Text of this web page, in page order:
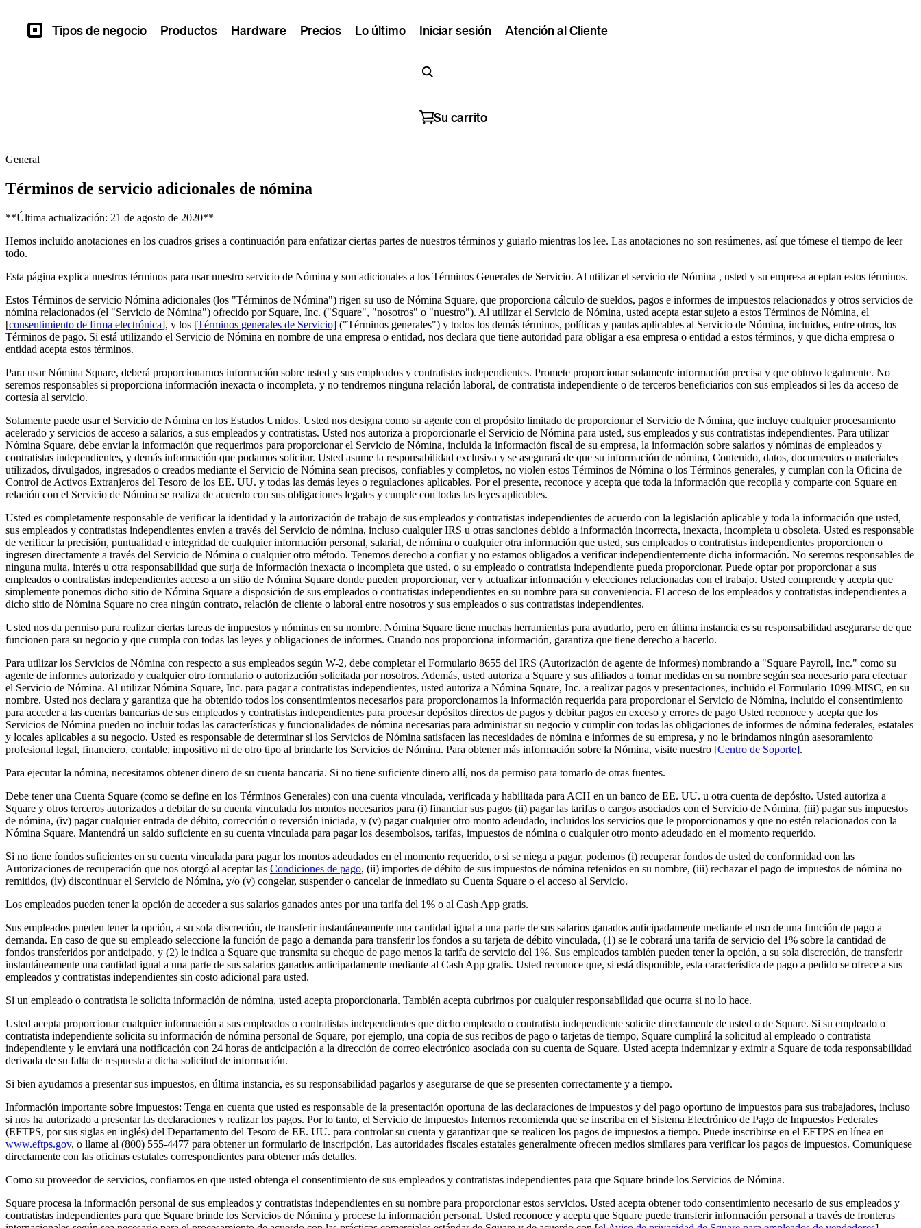
SquareTipos de negocio Productos Hardware Precios Lo último Iniciar sesión Atención al Cliente
Su carrito
General
Términos de servicio adicionales de nómina
**Última actualización: 21 de agosto de 2020**
Hemos incluido anotaciones en los cuadros grises a continuación para enfatizar ciertas partes de nuestros términos y guiarlo mientras los lee. Las anotaciones no son resúmenes, así que tómese el tiempo de leer
todo.
Esta página explica nuestros términos para usar nuestro servicio de Nómina y son adicionales a los Términos Generales de Servicio. Al utilizar el servicio de Nómina , usted y su empresa aceptan estos términos.
Estos Términos de servicio Nómina adicionales (los "Términos de Nómina") rigen su uso de Nómina Square, que proporciona cálculo de sueldos, pagos e informes de impuestos relacionados y otros servicios de
nómina relacionados (el "Servicio de Nómina") ofrecido por Square, Inc. ("Square", "nosotros" o "nuestro"). Al utilizar el Servicio de Nómina, usted acepta estar sujeto a estos Términos de Nómina, el
[consentimiento de firma electrónica], y los [Términos generales de Servicio] ("Términos generales") y todos los demás términos, políticas y pautas aplicables al Servicio de Nómina, incluidos, entre otros, los
Términos de pago. Si está utilizando el Servicio de Nómina en nombre de una empresa o entidad, nos declara que tiene autoridad para obligar a esa empresa o entidad a estos términos, y que dicha empresa o
entidad acepta estos términos.
Para usar Nómina Square, deberá proporcionarnos información sobre usted y sus empleados y contratistas independientes. Promete proporcionar solamente información precisa y que obtuvo legalmente. No
seremos responsables si proporciona información inexacta o incompleta, y no tendremos ninguna relación laboral, de contratista independiente o de terceros beneficiarios con sus empleados si les da acceso de
cortesía al servicio.
Solamente puede usar el Servicio de Nómina en los Estados Unidos. Usted nos designa como su agente con el propósito limitado de proporcionar el Servicio de Nómina, que incluye cualquier procesamiento
acelerado y servicios de acceso a salarios, a sus empleados y contratistas. Usted nos autoriza a proporcionarle el Servicio de Nómina para usted, sus empleados y sus contratistas independientes. Para utilizar
Nómina Square, debe enviar la información que requerimos para proporcionar el Servicio de Nómina, incluida la información fiscal de su empresa, la información sobre salarios y nóminas de empleados y
contratistas independientes, y demás información que podamos solicitar. Usted asume la responsabilidad exclusiva y se asegurará de que su información de nómina, Contenido, datos, documentos o materiales
utilizados, divulgados, ingresados o creados mediante el Servicio de Nómina sean precisos, confiables y completos, no violen estos Términos de Nómina o los Términos generales, y cumplan con la Oficina de
Control de Activos Extranjeros del Tesoro de los EE. UU. y todas las demás leyes o regulaciones aplicables. Por el presente, reconoce y acepta que toda la información que recopila y comparte con Square en
relación con el Servicio de Nómina se realiza de acuerdo con sus obligaciones legales y cumple con todas las leyes aplicables.
Usted es completamente responsable de verificar la identidad y la autorización de trabajo de sus empleados y contratistas independientes de acuerdo con la legislación aplicable y toda la información que usted,
sus empleados y contratistas independientes envíen a través del Servicio de nómina, incluso cualquier IRS u otras sanciones debido a información incorrecta, inexacta, incompleta u obsoleta. Usted es responsable
de verificar la precisión, puntualidad e integridad de cualquier información personal, salarial, de nómina o cualquier otra información que usted, sus empleados o contratistas independientes proporcionen o
ingresen directamente a través del Servicio de Nómina o cualquier otro método. Tenemos derecho a confiar y no estamos obligados a verificar independientemente dicha información. No seremos responsables de
ninguna multa, interés u otra responsabilidad que surja de información inexacta o incompleta que usted, o su empleado o contratista independiente pueda proporcionar. Puede optar por proporcionar a sus
empleados o contratistas independientes acceso a un sitio de Nómina Square donde pueden proporcionar, ver y actualizar información y elecciones relacionadas con el trabajo. Usted comprende y acepta que
simplemente ponemos dicho sitio de Nómina Square a disposición de sus empleados o contratistas independientes en su nombre para su conveniencia. El acceso de los empleados y contratistas independientes a
dicho sitio de Nómina Square no crea ningún contrato, relación de cliente o laboral entre nosotros y sus empleados o sus contratistas independientes.
Usted nos da permiso para realizar ciertas tareas de impuestos y nóminas en su nombre. Nómina Square tiene muchas herramientas para ayudarlo, pero en última instancia es su responsabilidad asegurarse de que
funcionen para su negocio y que cumpla con todas las leyes y obligaciones de informes. Cuando nos proporciona información, garantiza que tiene derecho a hacerlo.
Para utilizar los Servicios de Nómina con respecto a sus empleados según W-2, debe completar el Formulario 8655 del IRS (Autorización de agente de informes) nombrando a "Square Payroll, Inc." como su
agente de informes autorizado y cualquier otro formulario o autorización solicitada por nosotros. Además, usted autoriza a Square y sus afiliados a tomar medidas en su nombre según sea necesario para efectuar
el Servicio de Nómina. Al utilizar Nómina Square, Inc. para pagar a contratistas independientes, usted autoriza a Nómina Square, Inc. a realizar pagos y presentaciones, incluido el Formulario 1099-MISC, en su
nombre. Usted nos declara y garantiza que ha obtenido todos los consentimientos necesarios para proporcionarnos la información requerida para proporcionar el Servicio de Nómina, incluido el consentimiento
para acceder a las cuentas bancarias de sus empleados y contratistas independientes para procesar depósitos directos de pagos y debitar pagos en exceso y errores de pago Usted reconoce y acepta que los
Servicios de Nómina pueden no incluir todas las características y funcionalidades de nómina necesarias para administrar su negocio y cumplir con todas las obligaciones de informes de nómina federales, estatales
y locales aplicables a su negocio. Usted es responsable de determinar si los Servicios de Nómina satisfacen las necesidades de nómina e informes de su empresa, y no le brindamos ningún asesoramiento
profesional legal, financiero, contable, impositivo ni de otro tipo al brindarle los Servicios de Nómina. Para obtener más información sobre la Nómina, visite nuestro [Centro de Soporte].
Para ejecutar la nómina, necesitamos obtener dinero de su cuenta bancaria. Si no tiene suficiente dinero allí, nos da permiso para tomarlo de otras fuentes.
Debe tener una Cuenta Square (como se define en los Términos Generales) con una cuenta vinculada, verificada y habilitada para ACH en un banco de EE. UU. u otra cuenta de depósito. Usted autoriza a
Square y otros terceros autorizados a debitar de su cuenta vinculada los montos necesarios para (i) financiar sus pagos (ii) pagar las tarifas o cargos asociados con el Servicio de Nómina, (iii) pagar sus impuestos
de nómina, (iv) pagar cualquier entrada de débito, corrección o reversión iniciada, y (v) pagar cualquier otro monto adeudado, incluidos los servicios que le proporcionamos y que no estén relacionados con la
Nómina Square. Mantendrá un saldo suficiente en su cuenta vinculada para pagar los desembolsos, tarifas, impuestos de nómina o cualquier otro monto adeudado en el momento requerido.
Si no tiene fondos suficientes en su cuenta vinculada para pagar los montos adeudados en el momento requerido, o si se niega a pagar, podemos (i) recuperar fondos de usted de conformidad con las
Autorizaciones de recuperación que nos otorgó al aceptar las Condiciones de pago, (ii) importes de débito de sus impuestos de nómina retenidos en su nombre, (iii) rechazar el pago de impuestos de nómina no
remitidos, (iv) discontinuar el Servicio de Nómina, y/o (v) congelar, suspender o cancelar de inmediato su Cuenta Square o el acceso al Servicio.
Los empleados pueden tener la opción de acceder a sus salarios ganados antes por una tarifa del 1% o al Cash App gratis.
Sus empleados pueden tener la opción, a su sola discreción, de transferir instantáneamente una cantidad igual a una parte de sus salarios ganados anticipadamente mediante el uso de una función de pago a
demanda. En caso de que su empleado seleccione la función de pago a demanda para transferir los fondos a su tarjeta de débito vinculada, (1) se le cobrará una tarifa de servicio del 1% sobre la cantidad de
fondos transferidos por anticipado, y (2) le indica a Square que transmita su cheque de pago menos la tarifa de servicio del 1%. Sus empleados también pueden tener la opción, a su sola discreción, de transferir
instantáneamente una cantidad igual a una parte de sus salarios ganados anticipadamente mediante al Cash App gratis. Usted reconoce que, si está disponible, esta característica de pago a pedido se ofrece a sus
empleados y contratistas independientes sin costo adicional para usted.
Si un empleado o contratista le solicita información de nómina, usted acepta proporcionarla. También acepta cubrirnos por cualquier responsabilidad que ocurra si no lo hace.
Usted acepta proporcionar cualquier información a sus empleados o contratistas independientes que dicho empleado o contratista independiente solicite directamente de usted o de Square. Si su empleado o
contratista independiente solicita su información de nómina personal de Square, por ejemplo, una copia de sus recibos de pago o tarjetas de tiempo, Square cumplirá la solicitud al empleado o contratista
independiente y le enviará una notificación con 24 horas de anticipación a la dirección de correo electrónico asociada con su cuenta de Square. Usted acepta indemnizar y eximir a Square de toda responsabilidad
derivada de su falta de respuesta a dicha solicitud de información.
Si bien ayudamos a presentar sus impuestos, en última instancia, es su responsabilidad pagarlos y asegurarse de que se presenten correctamente y a tiempo.
Información importante sobre impuestos: Tenga en cuenta que usted es responsable de la presentación oportuna de las declaraciones de impuestos y del pago oportuno de impuestos para sus trabajadores, incluso
si nos ha autorizado a presentar las declaraciones y realizar los pagos. Por lo tanto, el Servicio de Impuestos Internos recomienda que se inscriba en el Sistema Electrónico de Pago de Impuestos Federales
(EFTPS, por sus siglas en inglés) del Departamento del Tesoro de EE. UU. para controlar su cuenta y garantizar que se realicen los pagos de impuestos a tiempo. Puede inscribirse en el EFTPS en línea en
www.eftps.gov, o llame al (800) 555-4477 para obtener un formulario de inscripción. Las autoridades fiscales estatales generalmente ofrecen medios similares para verificar los pagos de impuestos. Comuníquese
directamente con las oficinas estatales correspondientes para obtener más detalles.
Como su proveedor de servicios, confiamos en que usted obtenga el consentimiento de sus empleados y contratistas independientes para que Square brinde los Servicios de Nómina.
Square procesa la información personal de sus empleados y contratistas independientes en su nombre para proporcionar estos servicios. Usted acepta obtener todo consentimiento necesario de sus empleados y
contratistas independientes para que Square brinde los Servicios de Nómina y procese la información personal. Usted reconoce y acepta que Square puede transferir información personal a través de fronteras